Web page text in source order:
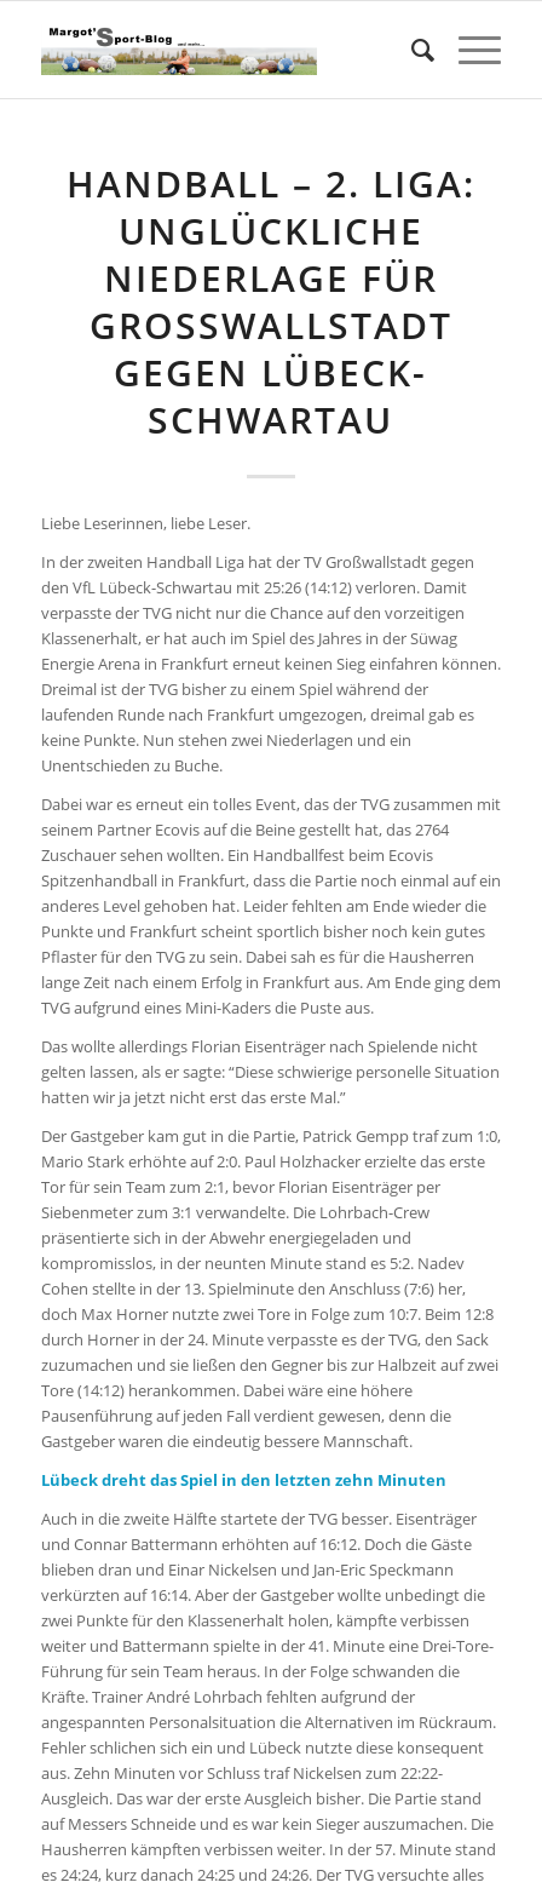
HANDBALL – 2. LIGA:
UNGLÜCKLICHE
NIEDERLAGE FÜR
GROSSWALLSTADT G
EGEN LÜBECK-S
CHWARTAU
Liebe Leserinnen, liebe Leser.
In der zweiten Handball Liga hat der TV Großwallstadt gegen
den VfL Lübeck-Schwartau mit 25:26 (14:12) verloren. Damit
verpasste der TVG nicht nur die Chance auf den vorzeitigen
Klassenerhalt, er hat auch im Spiel des Jahres in der Süwag
Energie Arena in Frankfurt erneut keinen Sieg einfahren können.
Dreimal ist der TVG bisher zu einem Spiel während der
laufenden Runde nach Frankfurt umgezogen, dreimal gab es
keine Punkte. Nun stehen zwei Niederlagen und ein
Unentschieden zu Buche.
Dabei war es erneut ein tolles Event, das der TVG zusammen mit
seinem Partner Ecovis auf die Beine gestellt hat, das 2764
Zuschauer sehen wollten. Ein Handballfest beim Ecovis
Spitzenhandball in Frankfurt, dass die Partie noch einmal auf ein
anderes Level gehoben hat. Leider fehlten am Ende wieder die
Punkte und Frankfurt scheint sportlich bisher noch kein gutes
Pflaster für den TVG zu sein. Dabei sah es für die Hausherren
lange Zeit nach einem Erfolg in Frankfurt aus. Am Ende ging dem
TVG aufgrund eines Mini-Kaders die Puste aus.
Das wollte allerdings Florian Eisenträger nach Spielende nicht
gelten lassen, als er sagte: “Diese schwierige personelle Situation
hatten wir ja jetzt nicht erst das erste Mal.”
Der Gastgeber kam gut in die Partie, Patrick Gempp traf zum 1:0,
Mario Stark erhöhte auf 2:0. Paul Holzhacker erzielte das erste
Tor für sein Team zum 2:1, bevor Florian Eisenträger per
Siebenmeter zum 3:1 verwandelte. Die Lohrbach-Crew
präsentierte sich in der Abwehr energiegeladen und
kompromisslos, in der neunten Minute stand es 5:2. Nadev
Cohen stellte in der 13. Spielminute den Anschluss (7:6) her,
doch Max Horner nutzte zwei Tore in Folge zum 10:7. Beim 12:8
durch Horner in der 24. Minute verpasste es der TVG, den Sack
zuzumachen und sie ließen den Gegner bis zur Halbzeit auf zwei
Tore (14:12) herankommen. Dabei wäre eine höhere
Pausenführung auf jeden Fall verdient gewesen, denn die
Gastgeber waren die eindeutig bessere Mannschaft.
Lübeck dreht das Spiel in den letzten zehn Minuten
Auch in die zweite Hälfte startete der TVG besser. Eisenträger
und Connar Battermann erhöhten auf 16:12. Doch die Gäste
blieben dran und Einar Nickelsen und Jan-Eric Speckmann
verkürzten auf 16:14. Aber der Gastgeber wollte unbedingt die
zwei Punkte für den Klassenerhalt holen, kämpfte verbissen
weiter und Battermann spielte in der 41. Minute eine Drei-Tore-
Führung für sein Team heraus. In der Folge schwanden die
Kräfte. Trainer André Lohrbach fehlten aufgrund der
angespannten Personalsituation die Alternativen im Rückraum.
Fehler schlichen sich ein und Lübeck nutzte diese konsequent
aus. Zehn Minuten vor Schluss traf Nickelsen zum 22:22-
Ausgleich. Das war der erste Ausgleich bisher. Die Partie stand
auf Messers Schneide und es war kein Sieger auszumachen. Die
Hausherren kämpften verbissen weiter. In der 57. Minute stand
es 24:24, kurz danach 24:25 und 24:26. Der TVG versuchte alles